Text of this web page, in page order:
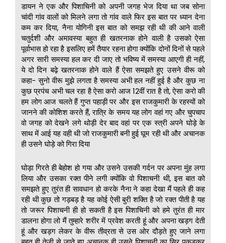
डायन ने एक और पिशाचिनी को अपनी जगह भेज दिया था जब सोना
चांदी गांव वालों को मिलने लगा तो गांव वाले फिर इस बात पर ध्यान देना
कम कर दिया, नैना योगिनी इस बात को समझ रही थी की आने वाली
चतुर्दशी और अमावस्या बहुत ही खतरनाक होने वाली है उसको ऐसा
पूर्वाभास हो रहा है इसलिए हमें तैयार रहना होगा क्योंकि दोनों दिनों से पहले
अगर सारी समस्या हल कर दी जाए तो भविष्य में समस्या आएगी ही नहीं,
ये दो दिन बढ़े खतरनाक होने वाले हैं ऐसा समझते हुए उसने वीरू को
कहा- सुनो वीरू मुझे लगता है समस्या अभी हल नहीं हुई है और कुछ ना
कुछ प्रपंच अभी चल रहा है ऐसा करो आज 12वीं रात है तो, ऐसा करो की
हम लोग आज चलते हैं गुप्त पहाड़ी पर और इस राजकुमारी के रहस्यों को
जानने की कोशिश करते हैं, रात्रि के समय यह लोग वहां गए और चुपचाप
वो जगह को देखने लगे थोड़ी देर बाद वहां पर एक स्त्री अपने घोड़े के
साथ में आई यह वही थी जो राजकुमारी बनी हुई घूम रही थी और अचानक
ही उसने घोड़े को गिरा दिया
घोड़ा गिरते ही बेहोश हो गया और उसने उसकी गर्दन पर अपना मुंह लगा
लिया और उसका रक्त पीने लगी क्योंकि वो पिशाचनी थी, इस बात को
समझते हुए तुरंत ही सावधान हो करके नैना ने कहा देखा मैं पहले ही कह
रही थी कुछ तो गड़बड़ है यह कोई ऐसी बुरी शक्ति है जो रक्त पीती है यह
तो जरूर पिशाचनी ही हो सकती है इस पिशाचिनी को हमे तुरंत ही मार
डालना होगा लो मैं तुम्हारे शरीर में प्रवेश करती हूं और अपना खड़ग देती
हूं और खड़ग लेकर के वीरू तीव्रता से उस ओर दौड़ते हुए जाने लगा